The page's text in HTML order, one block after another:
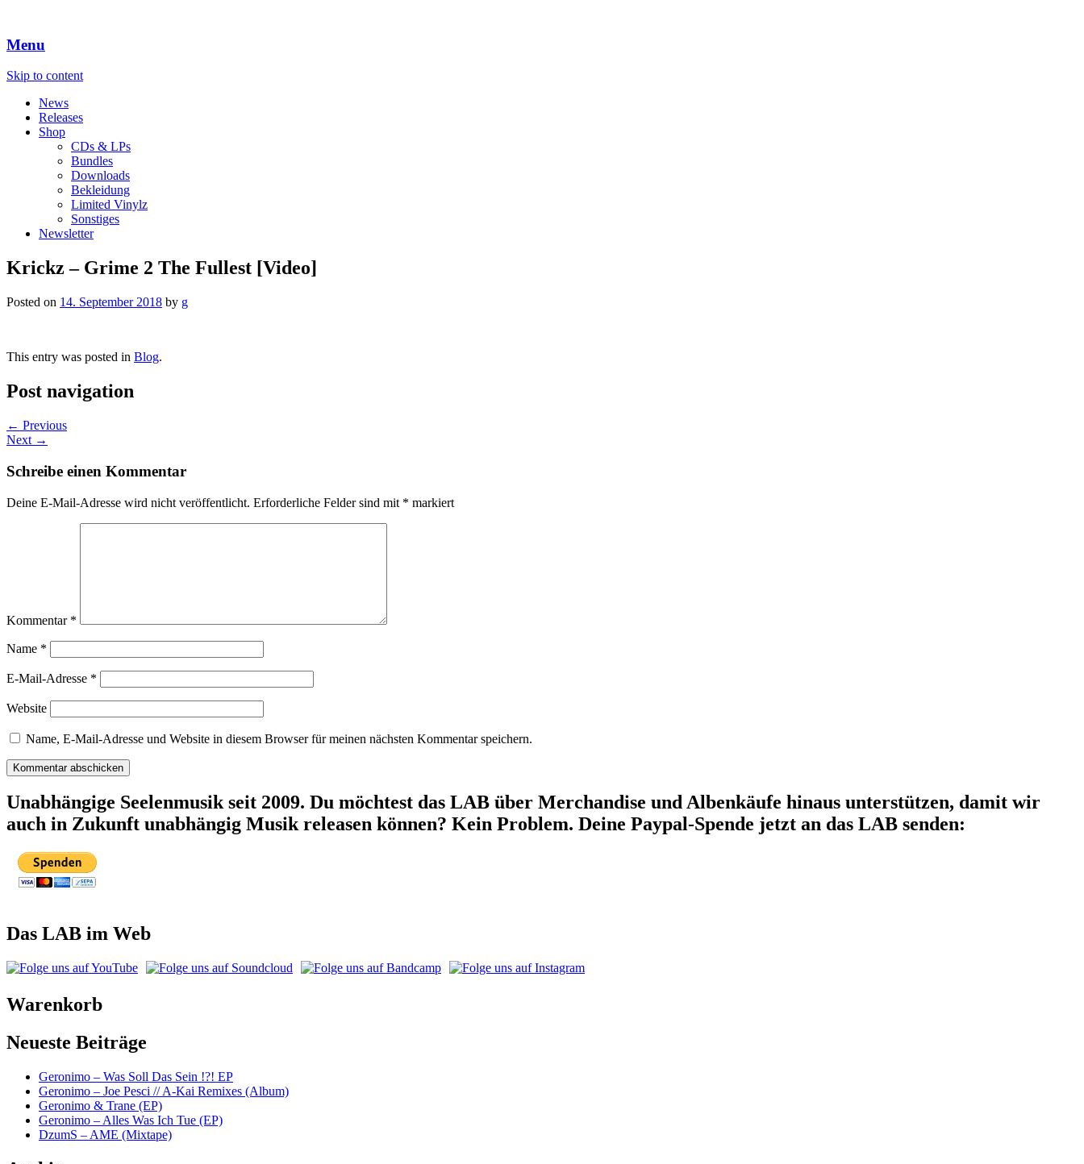
Menu
Skip to content
News
Releases
Shop
CDs & LPs
Bundles
Downloads
Bekleidung
Limited Vinylz
Sonstiges
Newsletter
Krickz – Grime 2 The Fullest [Video]
Posted on 14. September 2018 by g
This entry was posted in Blog.
Post navigation
← Previous
Next →
Schreibe einen Kommentar
Deine E-Mail-Adresse wird nicht veröffentlicht. Erforderliche Felder sind mit * markiert
Kommentar *
Name *
E-Mail-Adresse *
Website
Name, E-Mail-Adresse und Website in diesem Browser für meinen nächsten Kommentar speichern.
Unabhängige Seelenmusik seit 2009. Du möchtest das LAB über Merchandise und Albenkäufe hinaus unterstützen, damit wir
auch in Zukunft unabhängig Musik releasen können? Kein Problem. Deine Paypal-Spende jetzt an das LAB senden:
Das LAB im Web
Warenkorb
Neueste Beiträge
Geronimo – Was Soll Das Sein !?! EP
Geronimo – Joe Pesci // A-Kai Remixes (Album)
Geronimo & Trane (EP)
Geronimo – Alles Was Ich Tue (EP)
DzumS – AME (Mixtape)